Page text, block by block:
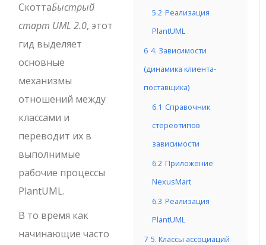
5.2 Реализация
PlantUML
6 4. Зависимости
(динамика клиента-
поставщика)
6.1 Справочник
стереотипов
зависимости
6.2 Приложение
NexusMart
6.3 Реализация
PlantUML
7 5. Классы ассоциаций
СкоттаБыстрый
старт UML 2.0, этот
гид выделяет
основные
механизмы
отношений между
классами и
переводит их в
выполнимые
рабочие процессы
PlantUML.
В то время как
начинающие часто